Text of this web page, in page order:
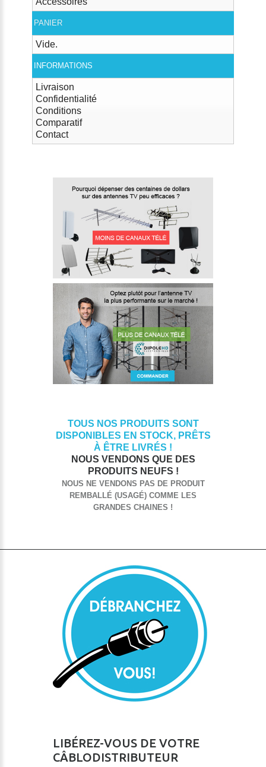
PANIER
Vide.
INFORMATIONS
Livraison
Confidentialité
Conditions
Comparatif
Contact
TOUS NOS PRODUITS SONT
DISPONIBLES EN STOCK, PRÊTS
À ÊTRE LIVRÉS !
NOUS VENDONS QUE DES
PRODUITS NEUFS !
NOUS NE VENDONS PAS DE PRODUIT
REMBALLÉ (USAGÉ) COMME LES
GRANDES CHAINES !
LIBÉREZ-VOUS DE VOTRE
CÂBLODISTRIBUTEUR